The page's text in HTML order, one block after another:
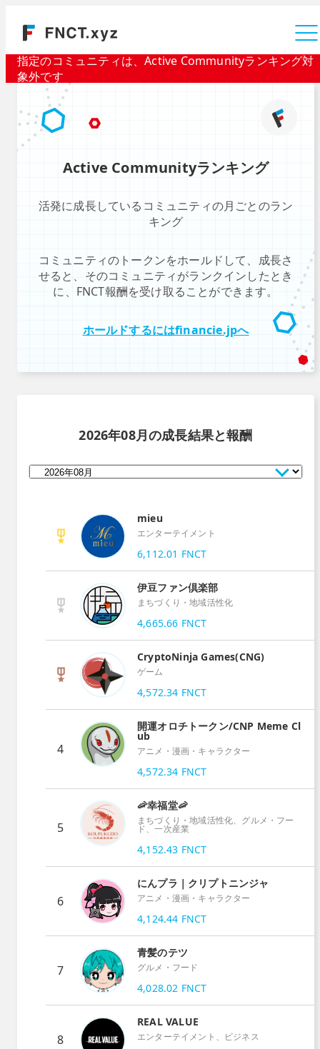
指定のコミュニティは、Active Communityランキング対
象外です
Active Communityランキング
活発に成長しているコミュニティの月ごとのラン
キング
コミュニティのトークンをホールドして、成長さ
せると、そのコミュニティがランクインしたとき
に、FNCT報酬を受け取ることができます。
ホールドするにはfinancie.jpへ
2026年08月の成長結果と報酬
mieu
エンターテイメント
6,112.01 FNCT
伊豆ファン倶楽部
まちづくり・地域活性化
4,665.66 FNCT
CryptoNinja Games(CNG)
ゲーム
4,572.34 FNCT
4
開運オロチトークン/CNP Meme Cl
ub
アニメ・漫画・キャラクター
4,572.34 FNCT
5
🦐幸福堂🦐
まちづくり・地域活性化、グルメ・フー
ド、一次産業
4,152.43 FNCT
6
にんプラ｜クリプトニンジャ
アニメ・漫画・キャラクター
4,124.44 FNCT
7
青髪のテツ
グルメ・フード
4,028.02 FNCT
8
REAL VALUE
エンターテイメント、ビジネス